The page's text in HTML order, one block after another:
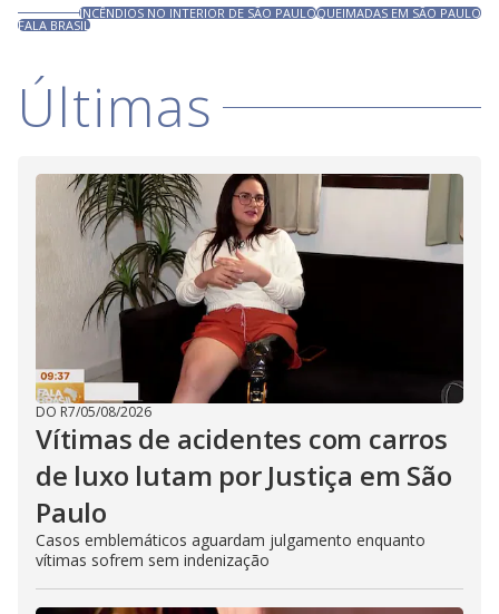
INCÊNDIOS NO INTERIOR DE SÃO PAULOQUEIMADAS EM SÃO PAULO
FALA BRASIL
Últimas
DO R7/05/08/2026
Vítimas de acidentes com carros
de luxo lutam por Justiça em São
Paulo
Casos emblemáticos aguardam julgamento enquanto
vítimas sofrem sem indenização